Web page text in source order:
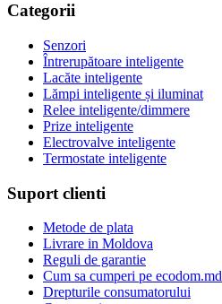
Categorii
Senzori
Întrerupătoare inteligente
Lacăte inteligente
Lămpi inteligente și iluminat
Relee inteligente/dimmere
Prize inteligente
Electrovalve inteligente
Termostate inteligente
Suport clienti
Metode de plata
Livrare in Moldova
Reguli de garantie
Cum sa cumperi pe ecodom.md
Drepturile consumatorului